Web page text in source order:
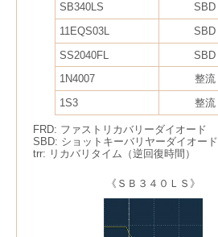
SB340LS
SBD
11EQS03L
SBD
SS2040FL
SBD
1N4007
整流
1S3
整流
FRD: ファストリカバリーダイオード
SBD: ショットキーバリヤーダイオード
trr: リカバリタイム（逆回復時間）
《ＳＢ３４０ＬＳ》